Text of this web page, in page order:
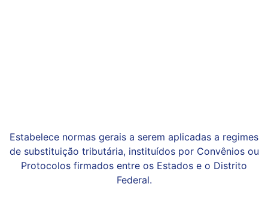
Estabelece normas gerais a serem aplicadas a regimes
de substituição tributária, instituídos por Convênios ou
Protocolos firmados entre os Estados e o Distrito
Federal.